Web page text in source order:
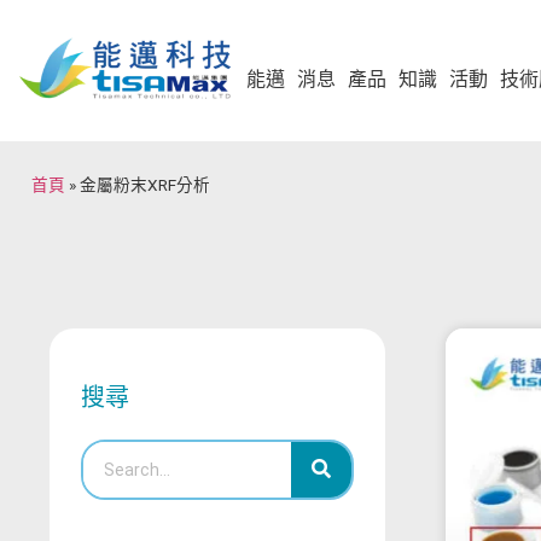
能邁 消息 產品 知識 活動 技
首頁 »金屬粉末XRF分析
搜尋